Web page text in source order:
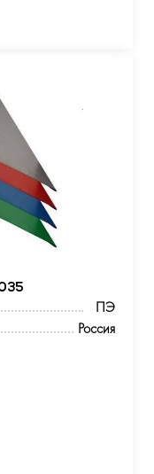
ПЭ
Россия